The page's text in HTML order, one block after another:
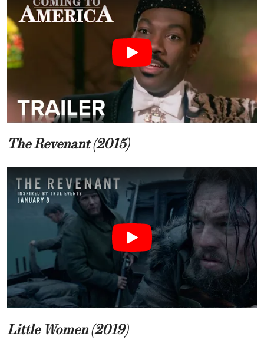
The Revenant (2015)
Little Women (2019)